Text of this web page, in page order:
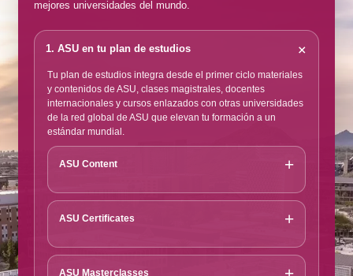
Modalidades presencial, virtual o híbrida con horarios flexibles.
Certificado de inglés de Arizona State University.
Proceso fácil para traslado y equivalencias.
Solicitar información de carreras
Completá el formulario para recibir información sobre la oferta
mejores universidades del mundo.
1. ASU en tu plan de estudios +
Tu plan de estudios integra desde el primer ciclo materiales
y contenidos de ASU, clases magistrales, docentes
internacionales y cursos enlazados con otras universidades
de la red global de ASU que elevan tu formación a un
estándar mundial.
ASU Content +
ASU Certificates +
ASU Masterclasses